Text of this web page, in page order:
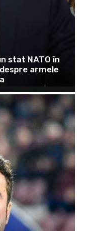
stat NATO în
armele